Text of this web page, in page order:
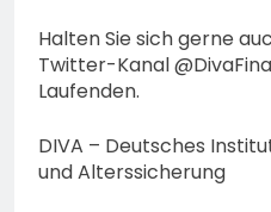
Halten Sie sich gerne
Twitter-Kanal
Laufenden.
DIVA – Deutsches
und Alterssicherung